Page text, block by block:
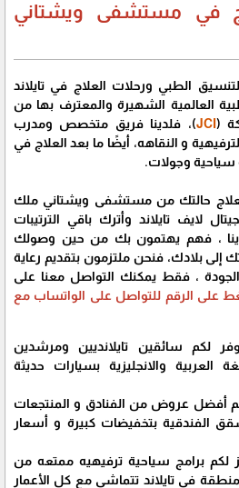
في مستشفى ويشتاني
الطبي ورحلات العلاج في تايلاند
العالمية الشهيرة والمعترف بها من
(
JCI)، فلدينا فريق متخصص ومدرب
و النقاهه، أيضًا ما بعد العلاج في
سياحية وجولات.
حالتك من مستشفى ويشتاني ملك
لايف تايلاند وأترك باقي الترتيبات
، فهم يهتمون بك من حين وصولك
إلى بلادك، فنحن ملتزمون بتقديم رعاية
، فقط يمكنك التواصل معنا على
على الرقم للتواصل على الواتساب مع
لكم سائقين تايلانديين ومرشدين
العربية والانجليزية بسيارات حديثة
أفضل عروض من الفنادق و المنتجعات
الفندقية بتخفيضات كبيرة و أسعار
لكم برامج سياحية ترفيهيه ممتعه من
في تايلاند تتماشي مع كل الأعمار